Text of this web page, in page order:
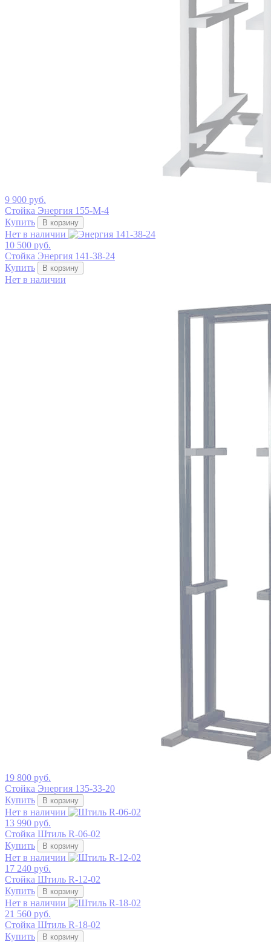
9 900 руб.
Стойка Энергия 155-М-4
Купить
В корзину
Нет в наличии
10 500 руб.
Стойка Энергия 141-38-24
Купить
В корзину
Нет в наличии
19 800 руб.
Стойка Энергия 135-33-20
Купить
В корзину
Нет в наличии
13 990 руб.
Стойка Штиль R-06-02
Купить
В корзину
Нет в наличии
17 240 руб.
Стойка Штиль R-12-02
Купить
В корзину
Нет в наличии
21 560 руб.
Стойка Штиль R-18-02
Купить
В корзину